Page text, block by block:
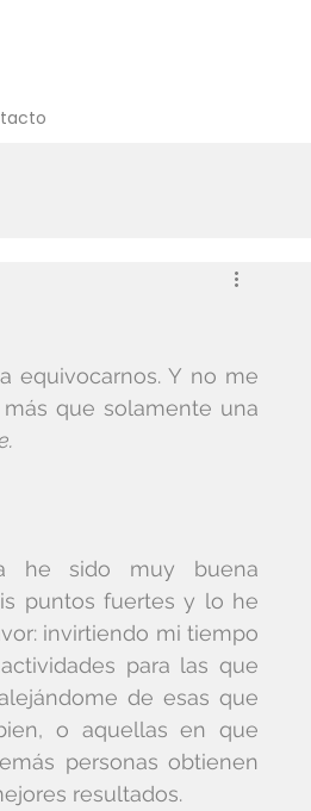
equivocarnos. Y no me
que solamente una
he sido muy buena
puntos fuertes y lo he
invirtiendo mi tiempo
para las que
de esas que
o aquellas en que
personas obtienen
resultados.